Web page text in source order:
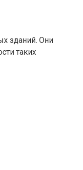
зданий. Они
таких